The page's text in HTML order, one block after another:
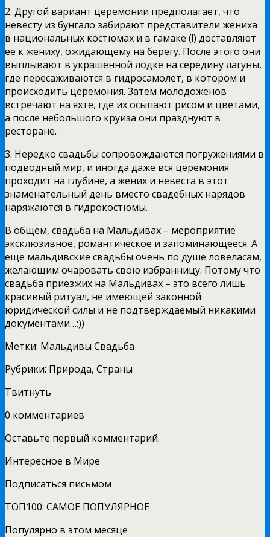
2. Другой вариант церемонии предполагает, что
невесту из бунгало забирают представители жениха
в национальных костюмах и в гамаке (!) доставляют
ее к жениху, ожидающему на берегу. После этого они
выплывают в украшенной лодке на середину лагуны,
где пересаживаются в гидросамолет, в котором и
происходить церемония. Затем молодоженов
встречают на яхте, где их осыпают рисом и цветами,
а после небольшого круиза они празднуют в
ресторане.
3. Нередко свадьбы сопровождаются погружениями в
подводный мир, и иногда даже вся церемония
проходит на глубине, а жених и невеста в этот
знаменательный день вместо свадебных нарядов
наряжаются в гидрокостюмы.
В общем, свадьба на Мальдивах – мероприятие
эксклюзивное, романтическое и запоминающееся. А
еще мальдивские свадьбы очень по душе ловеласам,
желающим очаровать свою избранницу. Потому что
свадьба приезжих на Мальдивах – это всего лишь
красивый ритуал, не имеющей законной
юридической силы и не подтверждаемый никакими
документами…;))
Метки: Мальдивы Свадьба
Рубрики: Природа, Страны
Твитнуть
0 комментариев
Оставьте первый комментарий.
Интересное в Мире
Подписаться письмом
ТОП100: САМОЕ ПОПУЛЯРНОЕ
Популярно в этом месяце